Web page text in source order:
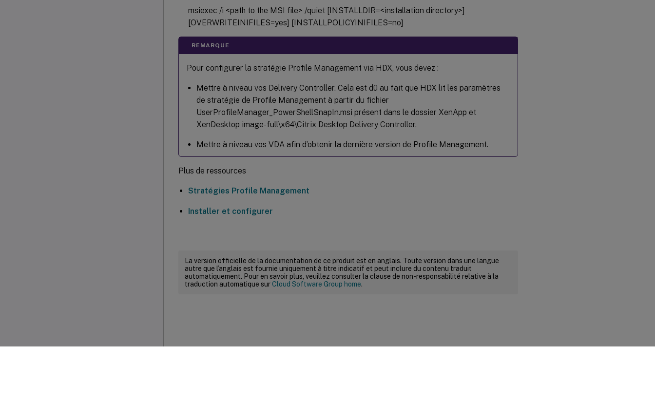
msiexec /i <path to the MSI file> /quiet [INSTALLDIR=<installation directory>]
[OVERWRITEINIFILES=yes] [INSTALLPOLICYINIFILES=no]
REMARQUE
Pour configurer la stratégie Profile Management via HDX, vous devez :
Mettre à niveau vos Delivery Controller. Cela est dû au fait que HDX lit les paramètres
de stratégie de Profile Management à partir du fichier
UserProfileManager_PowerShellSnapIn.msi présent dans le dossier XenApp et
XenDesktop image-full\x64\Citrix Desktop Delivery Controller.
Mettre à niveau vos VDA afin d’obtenir la dernière version de Profile Management.
Plus de ressources
Stratégies Profile Management
Installer et configurer
La version officielle de la documentation de ce produit est en anglais. Toute version dans une langue
autre que l’anglais est fournie uniquement à titre indicatif et peut inclure du contenu traduit
automatiquement. Pour en savoir plus, veuillez consulter la clause de non-responsabilité relative à la
traduction automatique surCloud Software Group home.